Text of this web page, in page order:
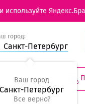
город:
Санкт-Петербург
Ваш город
Санкт-Петербург
Все верно?